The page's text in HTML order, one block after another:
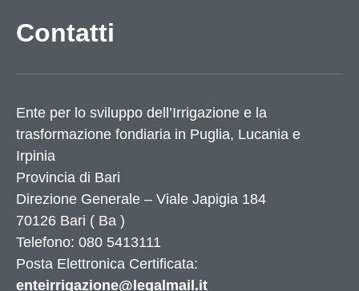
Contatti
Ente per lo sviluppo dell’Irrigazione e la
trasformazione fondiaria in Puglia, Lucania e
Irpinia
Provincia di Bari
Direzione Generale – Viale Japigia 184
70126 Bari ( Ba )
Telefono: 080 5413111
Posta Elettronica Certificata:
enteirrigazione@legalmail.it